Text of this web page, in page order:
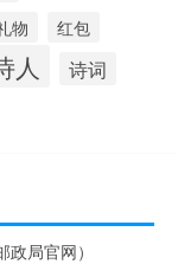
物 红包
人 诗词
局官网）